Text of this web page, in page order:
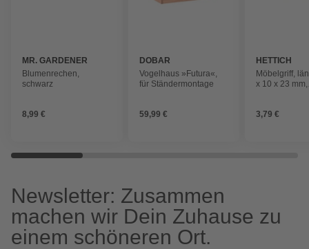
MR. GARDENER
Blumenrechen,
schwarz
8,99 €
DOBAR
Vogelhaus »Futura«,
für Ständermontage
59,99 €
HETTICH
Möbelgriff,
x 10 x 23 mm,
3,79 €
Newsletter: Zusammen
machen wir Dein Zuhause zu
einem schöneren Ort.